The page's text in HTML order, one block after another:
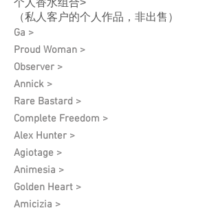
个人香水组合>
（私人客户的个人作品，非出售）
Ga >
Proud Woman >
Observer >
Annick >
Rare Bastard >
Complete Freedom >
Alex Hunter >
Agiotage >
Animesia >
Golden Heart >
Amicizia >